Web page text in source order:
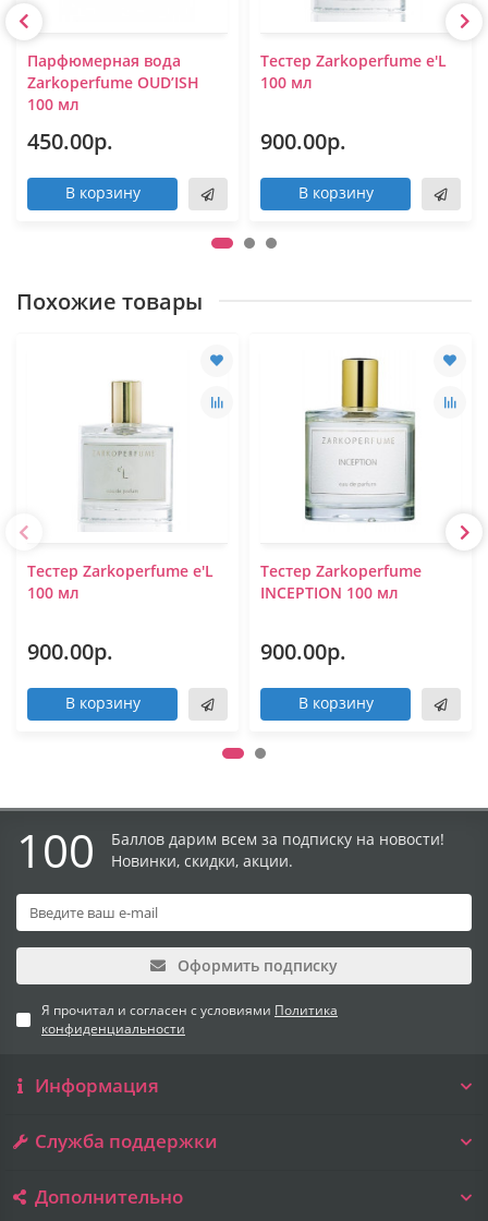
Парфюмерная вода
Zarkoperfume OUD’ISH
100 мл
450.00р.
В корзину
Тестер Zarkoperfume e'L
100 мл
900.00р.
В корзину
Похожие товары
Тестер Zarkoperfume e'L
100 мл
900.00р.
В корзину
Тестер Zarkoperfume
INCEPTION 100 мл
900.00р.
В корзину
100
Баллов дарим всем за подписку на новости!
Новинки, скидки, акции.
Оформить подписку
Я прочитал и согласен с условиями Политика
конфиденциальности
Информация
Служба поддержки
Дополнительно